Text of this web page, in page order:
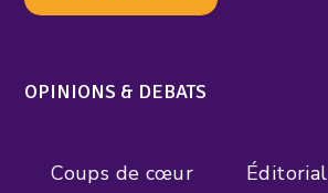
OPINIONS & DEBATS
Coups de cœur
Éditorial